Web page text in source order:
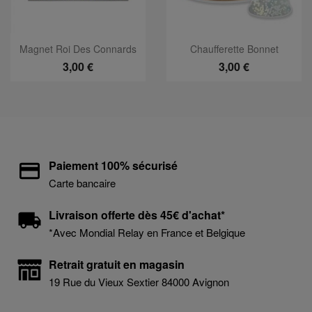
Magnet Roi Des Connards
3,00 €
Chaufferette Bonnet
3,00 €
Paiement 100% sécurisé
Carte bancaire
Livraison offerte dès 45€ d'achat*
*Avec Mondial Relay en France et Belgique
Retrait gratuit en magasin
19 Rue du Vieux Sextier 84000 Avignon